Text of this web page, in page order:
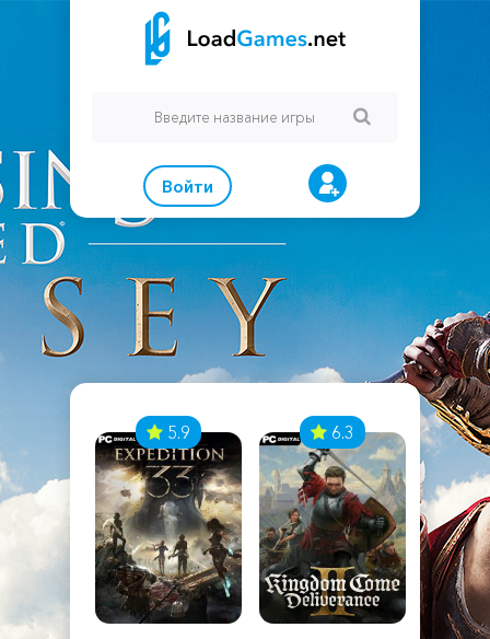
Войти
5.9 6.3